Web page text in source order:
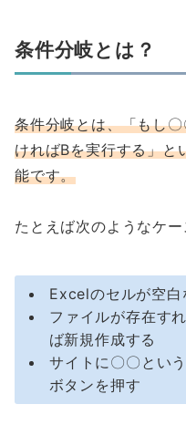
条件分岐とは？
条件分岐とは、「もし
ければBを実行する」と
能です。
たとえば次のようなケー
Excelのセルが空白
ファイルが存在す
ば新規作成する
サイトに〇〇とい
ボタンを押す